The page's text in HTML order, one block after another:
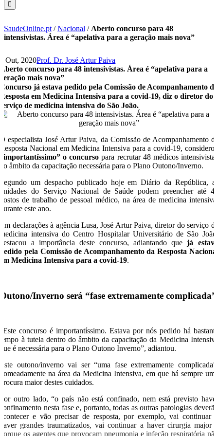
SaudeOnline.pt /Nacional / Aberto concurso para 48
intensivistas. Área é “apelativa para a geração mais nova”
9 Out, 2020Prof. Dr. José Artur Paiva
Aberto concurso para 48 intensivistas. Área é “apelativa para a
geração mais nova”
Concurso já estava pedido pela Comissão de Acompanhamento da
Resposta em Medicina Intensiva para a covid-19, diz o diretor do
serviço de medicina intensiva do São João.
O especialista José Artur Paiva, da Comissão de Acompanhamento da
Resposta Nacional em Medicina Intensiva para a covid-19, considerou
“importantíssimo” o concurso para recrutar 48 médicos intensivistas
no âmbito da capacitação necessária para o Plano Outono/Inverno.
Segundo um despacho publicado hoje em Diário da República, as
unidades do Serviço Nacional de Saúde podem preencher até 48
postos de trabalho de pessoal médico, na área de medicina intensiva,
durante este ano.
Em declarações à agência Lusa, José Artur Paiva, diretor do serviço de
medicina intensiva do Centro Hospitalar Universitário de São João,
destacou a importância deste concurso, adiantando quejá estava
pedido pela Comissão de Acompanhamento da Resposta Nacional
em Medicina Intensiva para a covid-19.
Outono/Inverno será “fase extremamente complicada”
“Este concurso é importantíssimo. Estava por nós pedido há bastante
tempo à tutela dentro do âmbito da capacitação da Medicina Intensiva
que é necessária para o Plano Outono Inverno”, adiantou.
Este outono/inverno vai ser “uma fase extremamente complicada”,
nomeadamente na área da Medicina Intensiva, em que há sempre uma
procura maior destes cuidados.
Por outro lado, “o país não está confinado, nem está previsto haver
confinamento nesta fase e, portanto, todas as outras patologias deverão
acontecer e vão precisar de resposta, por exemplo, vai continuar a
haver grandes traumatizados, vai continuar a haver cirurgia major e
porque os agentes que provocam pneumonia e infeção respiratória não